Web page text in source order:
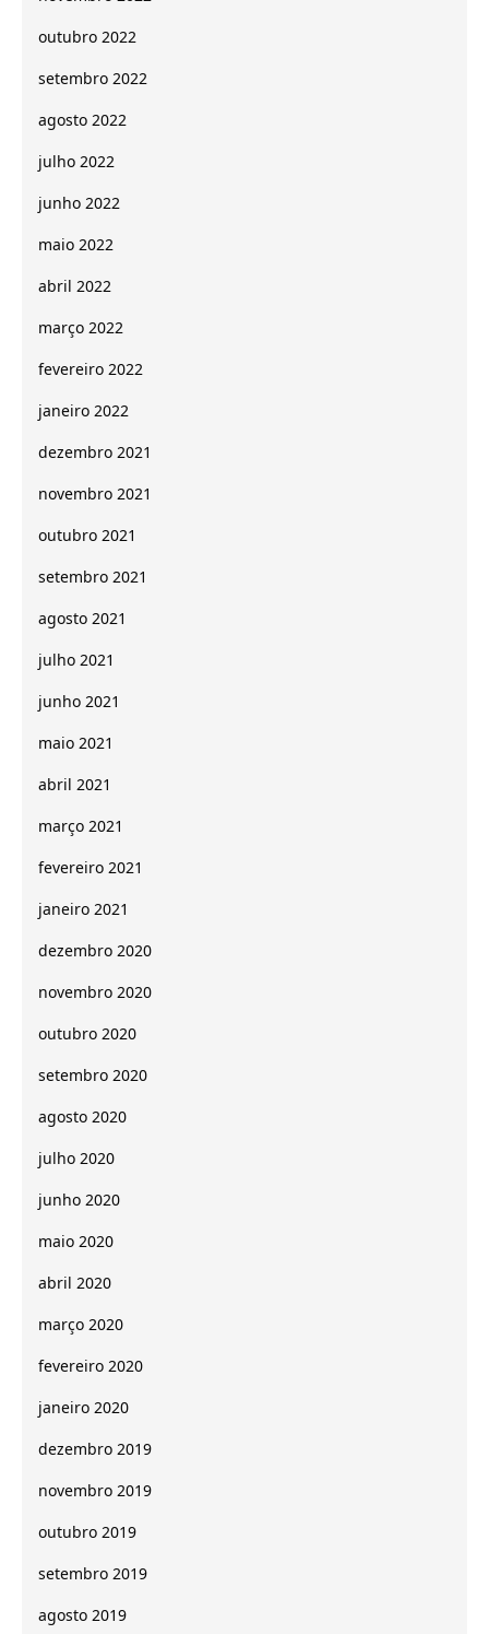
outubro 2022
setembro 2022
agosto 2022
julho 2022
junho 2022
maio 2022
abril 2022
março 2022
fevereiro 2022
janeiro 2022
dezembro 2021
novembro 2021
outubro 2021
setembro 2021
agosto 2021
julho 2021
junho 2021
maio 2021
abril 2021
março 2021
fevereiro 2021
janeiro 2021
dezembro 2020
novembro 2020
outubro 2020
setembro 2020
agosto 2020
julho 2020
junho 2020
maio 2020
abril 2020
março 2020
fevereiro 2020
janeiro 2020
dezembro 2019
novembro 2019
outubro 2019
setembro 2019
agosto 2019